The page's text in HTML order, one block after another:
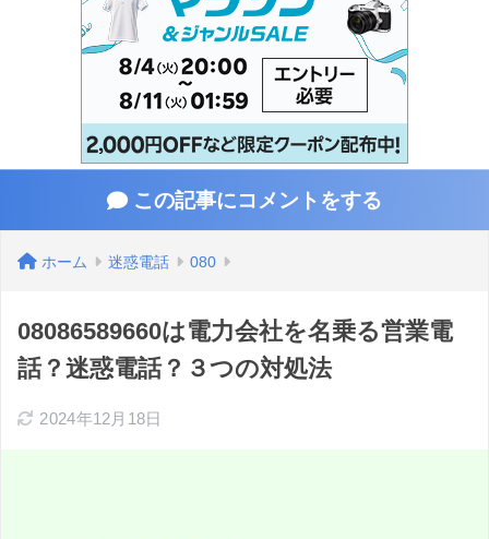
この記事にコメントをする
ホーム 迷惑電話 080
08086589660は電力会社を名乗る営業電
話？迷惑電話？３つの対処法
2024年12月18日